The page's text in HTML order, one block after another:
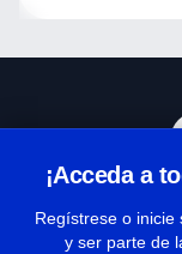
¡Acceda a
Regístrese o inicie
y ser parte de